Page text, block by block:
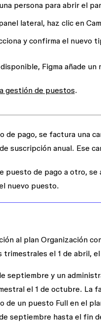
persona para abrir el
lateral, haz clic en
y confirma el nuevo
Figma añade un
gestión de puestos.
de pago, se factura una
suscripción anual. Ese
puesto de pago a otro,
nuevo puesto.
al plan Organización
el 1 de abril,
septiembre y un
el 1 de octubre. La
de un puesto Full en el
septiembre hasta el fin